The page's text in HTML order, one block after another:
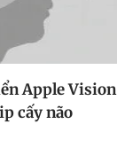
Apple
cấy não